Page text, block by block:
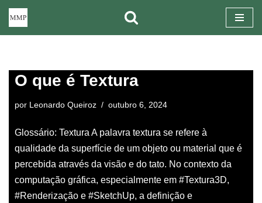
conteúdo
O que é Textura
por Leonardo Queiroz outubro 6, 2024
Glossário: Textura A palavra textura se refere à
qualidade da superfície de um objeto ou material que é
percebida através da visão e do tato. No contexto da
computação gráfica, especialmente em #Textura3D,
#Renderização e #SketchUp, a definição e